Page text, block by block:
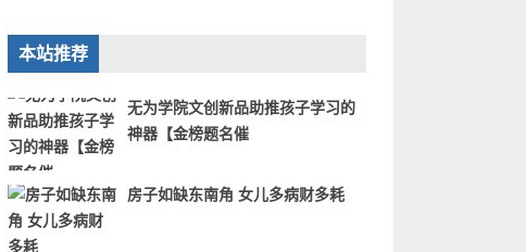
本站推荐
无为学院文创新品助推孩子学习的
神器【金榜题名催
房子如缺东南角 女儿多病财多耗